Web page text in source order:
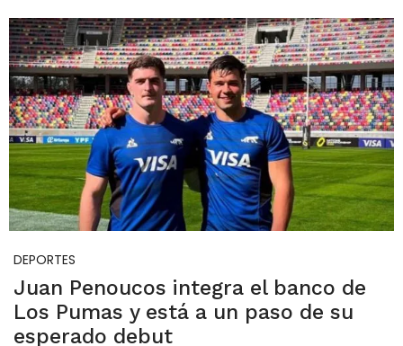
DEPORTES
Juan Penoucos integra el banco de
Los Pumas y está a un paso de su
esperado debut